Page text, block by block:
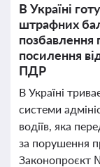
В Україні
штрафних
позбавлення
посилення
ПДР
В Україні
системи
водіїв, яка
за порушення
Законопроєкт